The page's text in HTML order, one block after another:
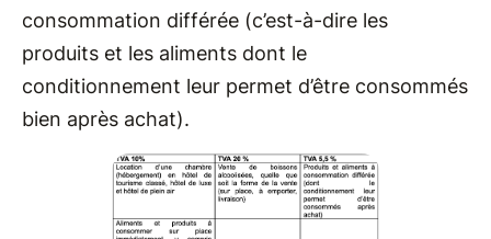
consommation différée (c’est-à-dire les
produits et les aliments dont le
conditionnement leur permet d’être consommés
bien après achat).